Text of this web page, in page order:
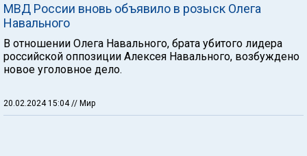
МВД России вновь объявило в розыск Олега
Навального
В отношении Олега Навального, брата убитого лидера
российской оппозиции Алексея Навального, возбуждено
новое уголовное дело.
20.02.2024 15:04 // Мир